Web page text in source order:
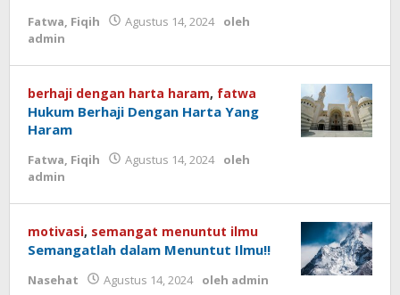
Fatwa, Fiqih Agustus 14, 2024
oleh
admin
berhaji dengan harta haram, fatwa
Hukum Berhaji Dengan Harta Yang
Haram
Fatwa, Fiqih Agustus 14, 2024
oleh
admin
motivasi, semangat menuntut ilmu
Semangatlah dalam Menuntut Ilmu!!
Nasehat Agustus 14, 2024 oleh admin